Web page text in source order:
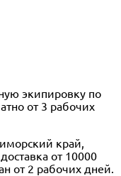
экипировку по
от 3 рабочих
край,
от 10000
от 2 рабочих дней.